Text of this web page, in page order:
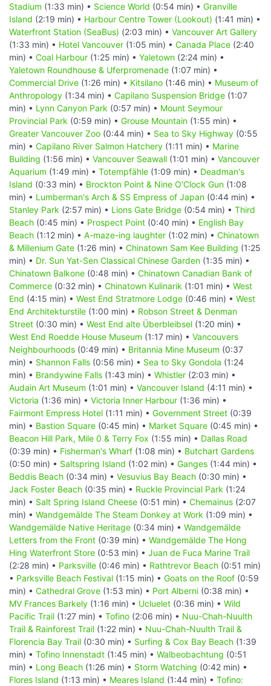
Stadium (1:33 min) • Science World (0:54 min) • Granville
Island (2:19 min) • Harbour Centre Tower (Lookout) (1:41 min) •
Waterfront Station (SeaBus) (2:03 min) • Vancouver Art Gallery
(1:33 min) • Hotel Vancouver (1:05 min) • Canada Place (2:40
min) • Coal Harbour (1:25 min) • Yaletown (2:24 min) •
Yaletown Roundhouse & Uferpromenade (1:07 min) •
Commercial Drive (1:26 min) • Kitsilano (1:46 min) • Museum of
Anthropology (1:34 min) • Capilano Suspension Bridge (1:07
min) • Lynn Canyon Park (0:57 min) • Mount Seymour
Provincial Park (0:59 min) • Grouse Mountain (1:55 min) •
Greater Vancouver Zoo (0:44 min) • Sea to Sky Highway (0:55
min) • Capilano River Salmon Hatchery (1:11 min) • Marine
Building (1:56 min) • Vancouver Seawall (1:01 min) • Vancouver
Aquarium (1:49 min) • Totempfähle (1:09 min) • Deadman's
Island (0:33 min) • Brockton Point & Nine O'Clock Gun (1:08
min) • Lumberman's Arch & SS Empress of Japan (0:44 min) •
Stanley Park (2:57 min) • Lions Gate Bridge (0:54 min) • Third
Beach (0:45 min) • Prospect Point (0:40 min) • English Bay
Beach (1:12 min) • A-maze-ing laughter (1:02 min) • Chinatown
& Millenium Gate (1:26 min) • Chinatown Sam Kee Building (1:25
min) • Dr. Sun Yat-Sen Classical Chinese Garden (1:35 min) •
Chinatown Balkone (0:48 min) • Chinatown Canadian Bank of
Commerce (0:32 min) • Chinatown Kulinarik (1:01 min) • West
End (4:15 min) • West End Stratmore Lodge (0:46 min) • West
End Architekturstile (1:00 min) • Robson Street & Denman
Street (0:30 min) • West End alte Überbleibsel (1:20 min) •
West End Roedde House Museum (1:17 min) • Vancouvers
Neighbourhoods (0:49 min) • Britannia Mine Museum (0:37
min) • Shannon Falls (0:56 min) • Sea to Sky Gondola (1:24
min) • Brandywine Falls (1:43 min) • Whistler (2:03 min) •
Audain Art Museum (1:01 min) • Vancouver Island (4:11 min) •
Victoria (1:36 min) • Victoria Inner Harbour (1:36 min) •
Fairmont Empress Hotel (1:11 min) • Government Street (0:39
min) • Bastion Square (0:45 min) • Market Square (0:45 min) •
Beacon Hill Park, Mile 0 & Terry Fox (1:55 min) • Dallas Road
(0:39 min) • Fisherman's Wharf (1:08 min) • Butchart Gardens
(0:50 min) • Saltspring Island (1:02 min) • Ganges (1:44 min) •
Beddis Beach (0:34 min) • Vesuvius Bay Beach (0:30 min) •
Jack Foster Beach (0:35 min) • Ruckle Provincial Park (1:24
min) • Salt Spring Island Cheese (0:51 min) • Chemainus (2:07
min) • Wandgemälde The Steam Donkey at Work (1:09 min) •
Wandgemälde Native Heritage (0:34 min) • Wandgemälde
Letters from the Front (0:39 min) • Wandgemälde The Hong
Hing Waterfront Store (0:53 min) • Juan de Fuca Marine Trail
(2:28 min) • Parksville (0:46 min) • Rathtrevor Beach (0:51 min)
• Parksville Beach Festival (1:15 min) • Goats on the Roof (0:59
min) • Cathedral Grove (1:53 min) • Port Alberni (0:38 min) •
MV Frances Barkely (1:16 min) • Ucluelet (0:36 min) • Wild
Pacific Trail (1:27 min) • Tofino (2:06 min) • Nuu-Chah-Nuulth
Trail & Rainforest Trail (1:22 min) • Nuu-Chah-Nuulth Trail &
Florencia Bay Trail (0:30 min) • Surfing & Cox Bay Beach (1:39
min) • Tofino Innenstadt (1:45 min) • Walbeobachtung (0:51
min) • Long Beach (1:26 min) • Storm Watching (0:42 min) •
Flores Island (1:13 min) • Meares Island (1:44 min) • Tofino: